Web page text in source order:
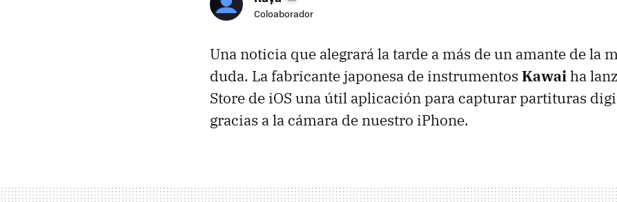
Coloaborador
Una noticia que alegrará la tarde a más de un amante de la
duda. La fabricante japonesa de instrumentos Kawaiha
Store de iOS una útil aplicación para capturar partituras
gracias a la cámara de nuestro iPhone.